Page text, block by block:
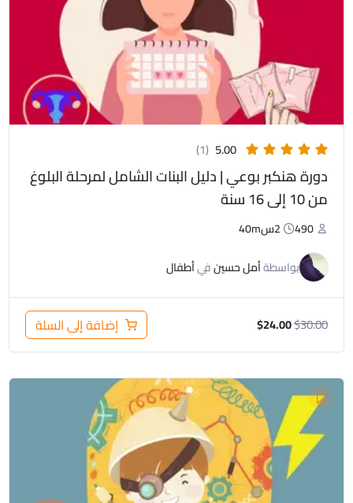
5.00
(1)
دورة هنكبر بوعي | دليل البنات الشامل لمرحلة البلوغ
من 10 إلى 16 سنة
490
2س40m
بواسطةأمل حسينفيأطفال
$30.00
$24.00 إضافة إلى السلة
الأصلي
هو:
$30.00.
السعر
الحالي
هو: